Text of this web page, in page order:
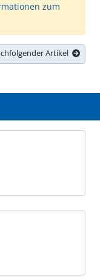
zum
Artikel